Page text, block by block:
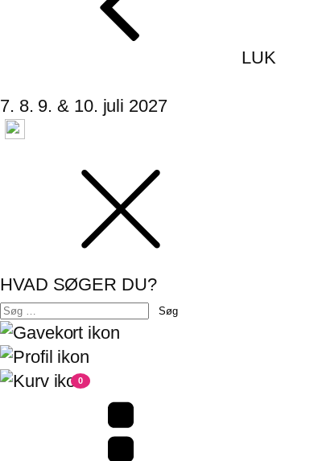
LUK
7. 8. 9. & 10. juli 2027
HVAD SØGER DU?
Søg
efter:
0